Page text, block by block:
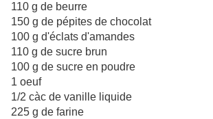
110 g de beurre
150 g de pépites de chocolat
100 g d'éclats d'amandes
110 g de sucre brun
100 g de sucre en poudre
1 oeuf
1/2 càc de vanille liquide
225 g de farine